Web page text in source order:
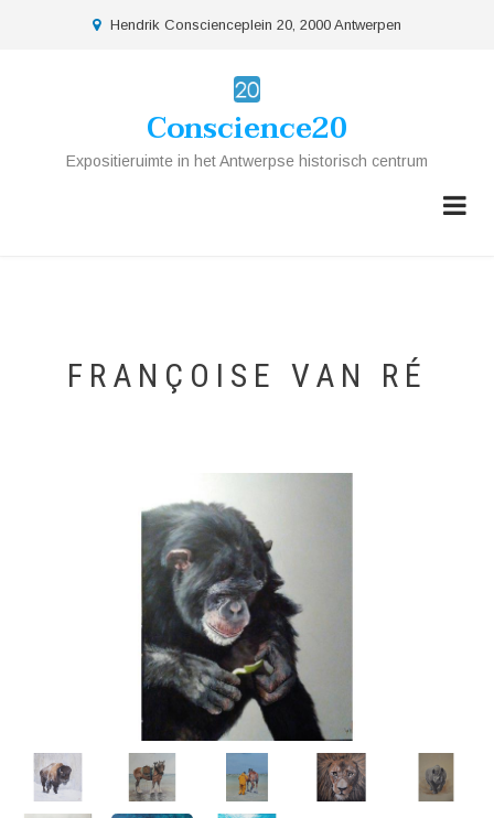
location
Hendrik Conscienceplein 20, 2000 Antwerpen
Conscience20
Expositieruimte in het Antwerpse historisch centrum
FRANÇOISE VAN RÉ